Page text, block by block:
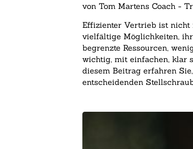
von Tom Martens Coach -
Effizienter Vertrieb ist nicht
vielfältige Möglichkeiten,
begrenzte Ressourcen,
wichtig, mit einfachen, klar
diesem Beitrag erfahren
entscheidenden